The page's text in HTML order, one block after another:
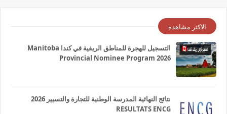
الاكثر مشاهدة
التسجيل للهجرة للمناطق الريفية في كندا Manitoba
Provincial Nominee Program 2026
نتائج النهائية المدرسة الوطنية للتجارة والتسيير 2026
RESULTATS ENCG